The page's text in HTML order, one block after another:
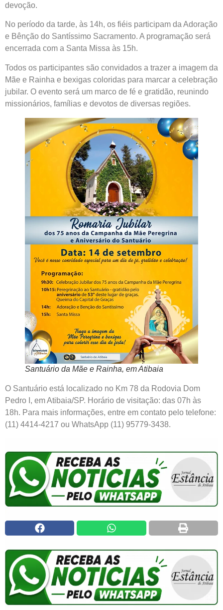
devoção.
No período da tarde, às 14h, os fiéis participam da Adoração
e Bênção do Santíssimo Sacramento. A programação será
encerrada com a Santa Missa às 15h.
Todos os participantes são convidados a trazer a imagem da
Mãe e Rainha e bexigas coloridas para marcar a celebração
jubilar. O evento será um marco de fé e gratidão, reunindo
missionários, famílias e devotos de diversas regiões.
Santuário da Mãe e Rainha, em Atibaia
O Santuário está localizado no Km 78 da Rodovia Dom
Pedro I, em Atibaia/SP. Horário de visitação: das 07h às
18h. Para mais informações, entre em contato pelo telefone:
(11) 4414-4217 ou WhatsApp (11) 95779-3438.